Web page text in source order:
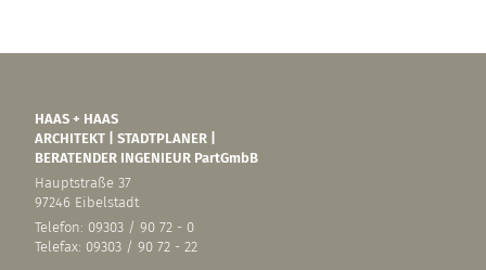
HAAS + HAAS
ARCHITEKT | STADTPLANER |
BERATENDER INGENIEUR PartGmbB
Hauptstraße 37
97246 Eibelstadt
Telefon: 09303 / 90 72 - 0
Telefax: 09303 / 90 72 - 22